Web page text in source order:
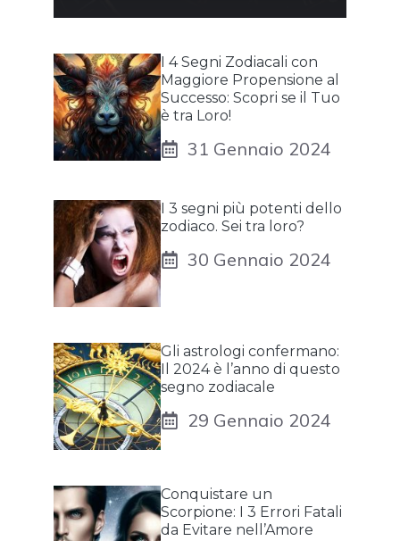
I 4 Segni Zodiacali con
Maggiore Propensione al
Successo: Scopri se il Tuo
è tra Loro!
31 Gennaio 2024
I 3 segni più potenti dello
zodiaco. Sei tra loro?
30 Gennaio 2024
Gli astrologi confermano:
Il 2024 è l’anno di questo
segno zodiacale
29 Gennaio 2024
Conquistare un
Scorpione: I 3 Errori Fatali
da Evitare nell’Amore